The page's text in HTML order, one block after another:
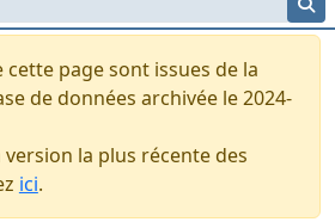
cette page sont issues de la
de données archivée le 2024-
la plus récente des
ici.